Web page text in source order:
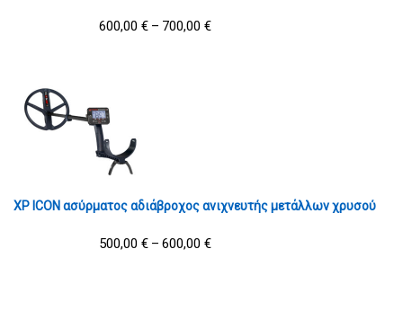
600,00 € – 700,00 €
XP ICON ασύρματος αδιάβροχος ανιχνευτής μετάλλων χρυσού
500,00 € – 600,00 €